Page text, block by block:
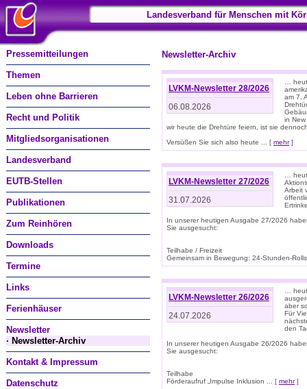
Landesverband für Menschen mit
Pressemitteilungen
Themen
Leben ohne Barrieren
Recht und Politik
Mitgliedsorganisationen
Landesverband
EUTB-Stellen
Publikationen
Zum Reinhören
Downloads
Termine
Links
Ferienhäuser
Newsletter
· Newsletter-Archiv
Kontakt & Impressum
Datenschutz
Newsletter-Archiv
LVKM-Newsletter 28/2026
06.08.2026
…
am 7.
in
wir heute die Drehtüre feiern, ist sie
Versüßen Sie sich also heute ... [ mehr]
LVKM-Newsletter 27/2026
31.07.2026
…
Arbeit
In unserer heutigen Ausgabe 27/2026
Sie ausgesucht:
Teilhabe / Freizeit
Gemeinsam in Bewegung: 24-Stunden-
LVKM-Newsletter 26/2026
24.07.2026
…
aber
Für
den
In unserer heutigen Ausgabe 26/2026
Sie ausgesucht:
Teilhabe
Förderaufruf „Impulse Inklusion ... [ mehr]